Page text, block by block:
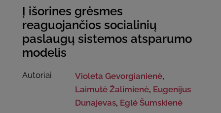
Į išorines grėsmes
reaguojančios socialinių
paslaugų sistemos atsparumo
modelis
Autoriai Violeta Gevorgianienė,
Laimutė Žalimienė, Eugenijus
Dunajevas, Eglė Šumskienė